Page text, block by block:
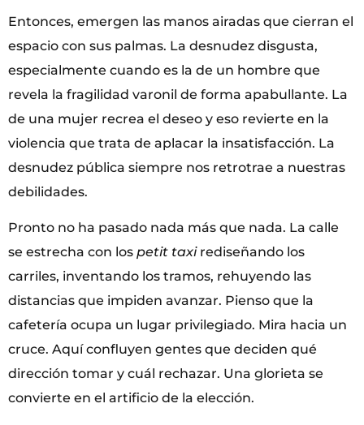
Entonces, emergen las manos airadas que cierran el
espacio con sus palmas. La desnudez disgusta,
especialmente cuando es la de un hombre que
revela la fragilidad varonil de forma apabullante. La
de una mujer recrea el deseo y eso revierte en la
violencia que trata de aplacar la insatisfacción. La
desnudez pública siempre nos retrotrae a nuestras
debilidades.
Pronto no ha pasado nada más que nada. La calle
se estrecha con los petit taxirediseñando los
carriles, inventando los tramos, rehuyendo las
distancias que impiden avanzar. Pienso que la
cafetería ocupa un lugar privilegiado. Mira hacia un
cruce. Aquí confluyen gentes que deciden qué
dirección tomar y cuál rechazar. Una glorieta se
convierte en el artificio de la elección.